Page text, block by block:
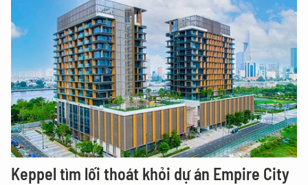
Keppel tìm lối thoát khỏi dự án Empire City